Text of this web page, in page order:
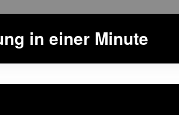
in einer Minute